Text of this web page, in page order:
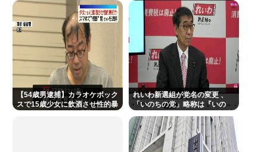
左ハンドル車のデメリット、意外と少ない
投資とかNISAとか素人なんだけど三井住友のコンサ
ルタントに相談した方がいいのか？
楽しんご “元ジャンポケ斉藤慎二被告求刑懲役7年”に
私見…
ジャンポケ斎藤「性行為の許諾は取ったことありま
せん」
Powered by livedoor 相互RSS
飲み放題、スパ利用、駐車場無
料…大人29700円
るTMG
【54歳男逮捕】カラオケボック
スで15歳少女に飲酒させ性的暴
れいわ新選組が党名の変更 、
「いのちの党」略称は『いの
に言及「ゴルゴ出馬確定」「党
首は決まり」